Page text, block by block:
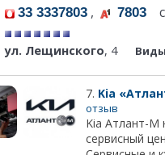
33 3337803 , 7803
ул. Лещинского, 4
7. Kia
отзыв
Kia Атлант-М
сервисный